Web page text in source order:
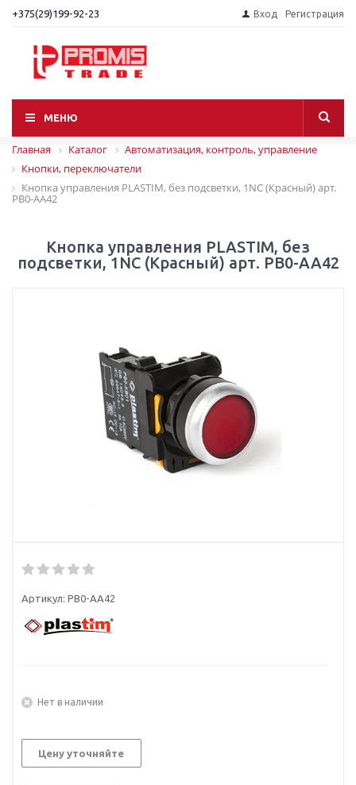
+375(29)199-92-23 Вход Регистрация
МЕНЮ
Главная Каталог
Автоматизация, контроль, управление
Кнопки, переключатели
Кнопка управления PLASTIM, без подсветки, 1NC (Красный) арт.
PB0-AA42
Кнопка управления PLASTIM, без
подсветки, 1NC (Красный) арт. PB0-AA42
Артикул: PB0-AA42
Нет в наличии
Цену уточняйте